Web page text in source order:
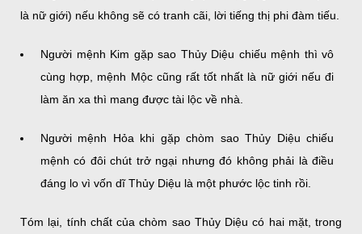
là nữ giới) nếu không sẽ có tranh cãi, lời tiếng thị phi đàm tiếu.
Người mệnh Kim gặp sao Thủy Diệu chiếu mệnh thì vô
cùng hợp, mệnh Mộc cũng rất tốt nhất là nữ giới nếu đi
làm ăn xa thì mang được tài lộc về nhà.
Người mệnh Hỏa khi gặp chòm sao Thủy Diệu chiếu
mệnh có đôi chút trở ngại nhưng đó không phải là điều
đáng lo vì vốn dĩ Thủy Diệu là một phước lộc tinh rồi.
Tóm lại, tính chất của chòm sao Thủy Diệu có hai mặt, trong